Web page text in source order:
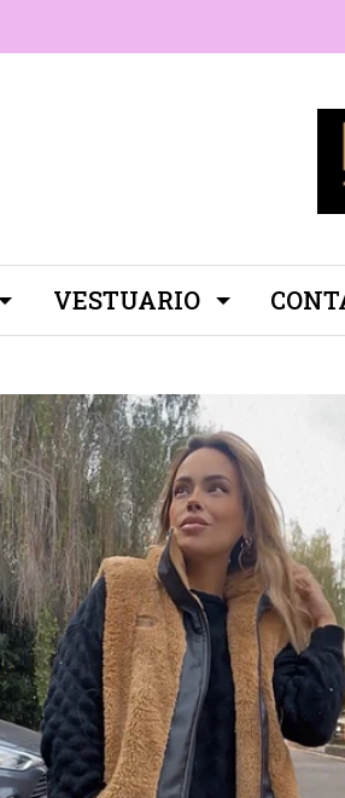
VESTUARIO